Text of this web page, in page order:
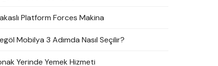
Platform Forces Makina
Mobilya 3 Adımda Nasıl Seçilir?
Yerinde Yemek Hizmeti